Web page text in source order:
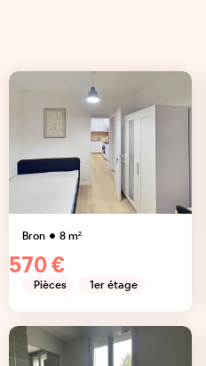
Bron 8m²
570 €
Pièces 1er étage